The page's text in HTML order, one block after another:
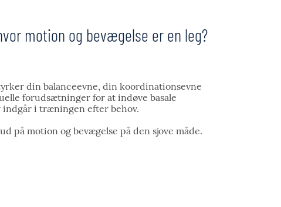
motion og bevægelse er en leg?
din balanceevne, din koordinationsevne
forudsætninger for at indøve basale
i træningen efter behov.
motion og bevægelse på den sjove måde.